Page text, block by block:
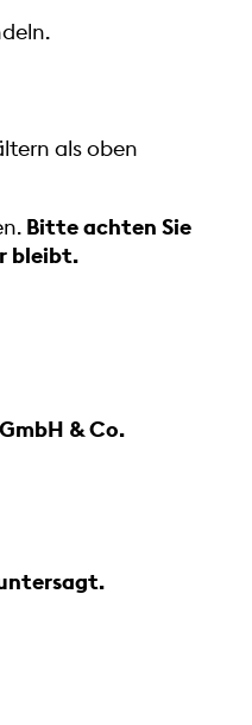
als oben
Bitte achten Sie
bleibt.
& Co.